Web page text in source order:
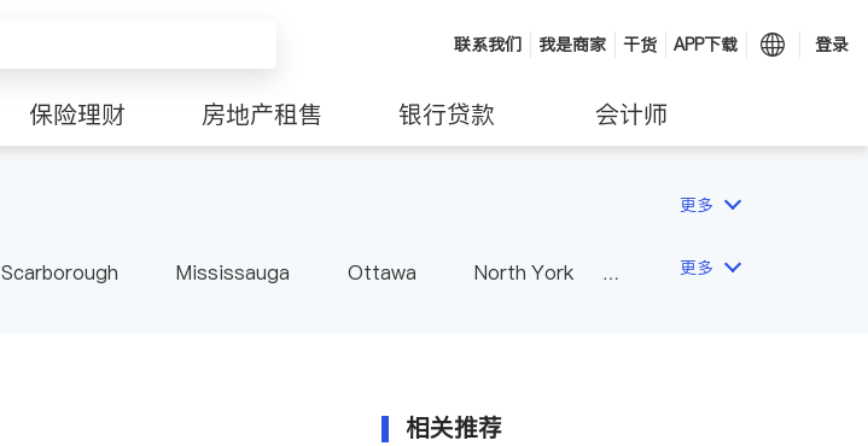
联系我们 我是商家 干货 APP下载 登录
保险理财 房地产租售 银行贷款 会计师
更多
Scarborough Mississauga Ottawa
North York
更多
相关推荐